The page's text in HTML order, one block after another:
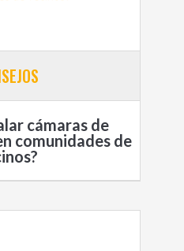
cámaras de
comunidades de